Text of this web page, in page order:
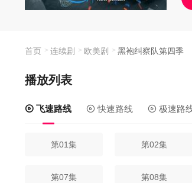
首页 连续剧 欧美剧 黑袍纠察队第四季
播放列表
飞速路线 快速路线 极速路
第01集 第02集
第07集 第08集